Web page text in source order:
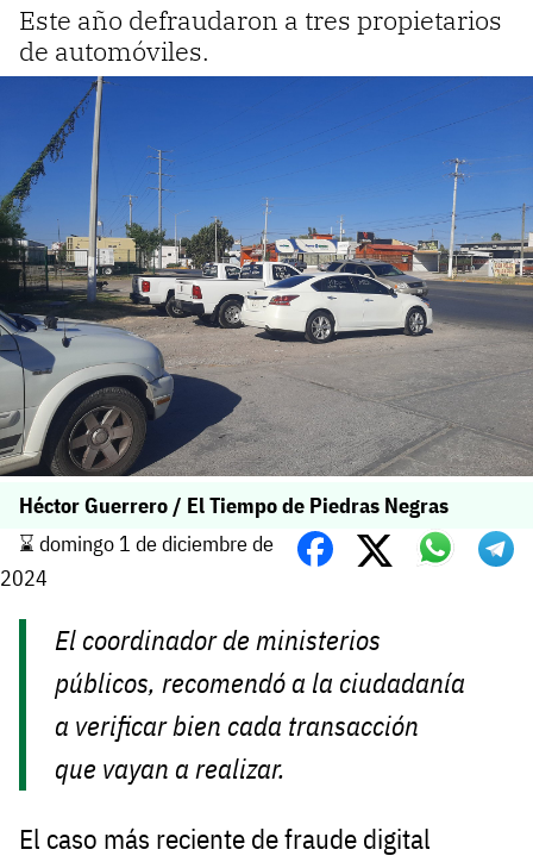
Este año defraudaron a tres propietarios
de automóviles.
Héctor Guerrero / El Tiempo de Piedras Negras
⌛️ domingo 1 de diciembre de
2024
El coordinador de ministerios
públicos, recomendó a la ciudadanía
a verificar bien cada transacción
que vayan a realizar.
El caso más reciente de fraude digital